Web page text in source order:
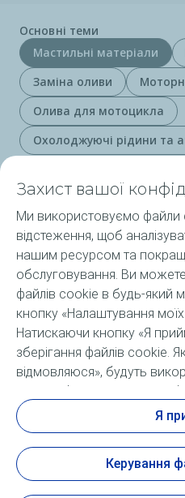
Основні теми
Мастильні матеріали
Заміна оливи
Олива для мотоцикла
Охолоджуючі рідини та
Продукція ELF
Послуги
ELF в Україні та світі
Підібрати оливу ELF
Офіційне
Захист вашої
Ми використовуємо файли
відстеження, щоб
нашим ресурсом та
обслуговування. Ви
файлів cookie в будь-який
кнопку «Налаштування
Натискаючи кнопку «Я
зберігання файлів cookie.
відмовляюся», будуть
технічні файли cookie,
функціонування сайту.
отримати на сторінці
засобів відстеження».
Доступ до статуту
Я
Керування